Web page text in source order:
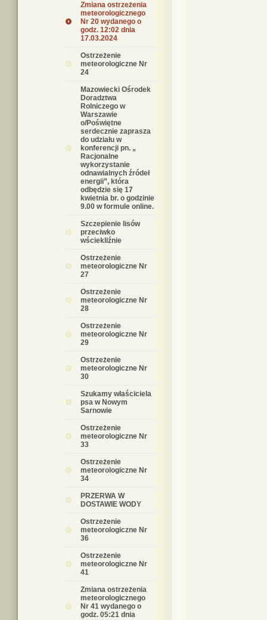
Zmiana ostrzeżenia
meteorologicznego
Nr 20 wydanego o
godz. 12:02 dnia
17.03.2024
Ostrzeżenie
meteorologiczne Nr
24
Mazowiecki Ośrodek
Doradztwa
Rolniczego w
Warszawie
o/Poświętne
serdecznie zaprasza
do udziału w
konferencji pn. „
Racjonalne
wykorzystanie
odnawialnych źródeł
energii”, która
odbędzie się 17
kwietnia br. o godzinie
9.00 w formule online.
Szczepienie lisów
przeciwko
wściekliźnie
Ostrzeżenie
meteorologiczne Nr
27
Ostrzeżenie
meteorologiczne Nr
28
Ostrzeżenie
meteorologiczne Nr
29
Ostrzeżenie
meteorologiczne Nr
30
Szukamy właściciela
psa w Nowym
Sarnowie
Ostrzeżenie
meteorologiczne Nr
33
Ostrzeżenie
meteorologiczne Nr
34
PRZERWA W
DOSTAWIE WODY
Ostrzeżenie
meteorologiczne Nr
36
Ostrzeżenie
meteorologiczne Nr
41
Zmiana ostrzeżenia
meteorologicznego
Nr 41 wydanego o
godz. 05:21 dnia